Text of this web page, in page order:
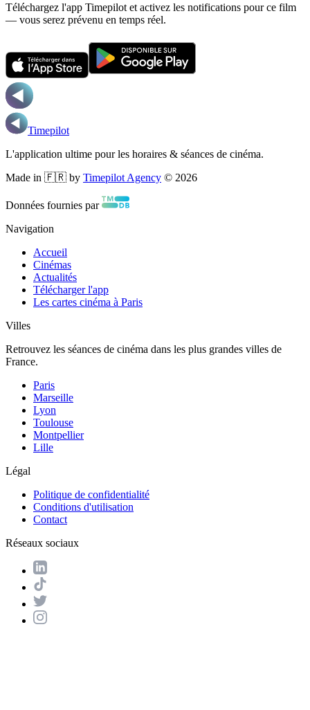
Téléchargez l'app Timepilot et activez les notifications pour ce film
— vous serez prévenu en temps réel.
Timepilot
L'application ultime pour les horaires & séances de cinéma.
Made in 🇫🇷 by Timepilot Agency © 2026
Données fournies par
Navigation
Accueil
Cinémas
Actualités
Télécharger l'app
Les cartes cinéma à Paris
Villes
Retrouvez les séances de cinéma dans les plus grandes villes de
France.
Paris
Marseille
Lyon
Toulouse
Montpellier
Lille
Légal
Politique de confidentialité
Conditions d'utilisation
Contact
Réseaux sociaux